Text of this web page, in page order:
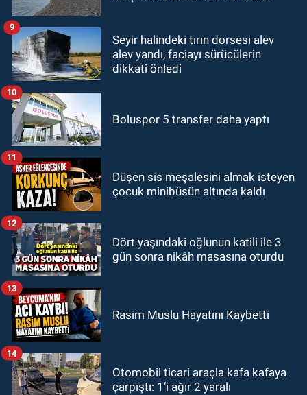
Seyir halindeki tırın dorsesi alev
alev yandı, faciayı sürücülerin
dikkati önledi
9
Boluspor 5 transfer daha yaptı
10
Düşen sis meşalesini almak isteyen
çocuk minibüsün altında kaldı
11
Dört yaşındaki oğlunun katili ile 3
gün sonra nikâh masasına oturdu
12
Rasim Muslu Hayatını Kaybetti
13
Otomobil ticari araçla kafa kafaya
çarpıştı: 1’i ağır 2 yaralı
14